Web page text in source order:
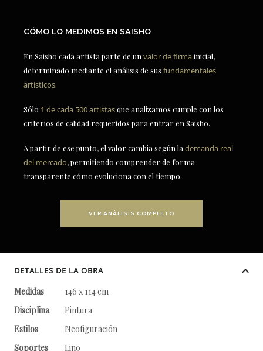
CÓMO LO MEDIMOS EN SAISHO
En Saisho cada artista parte de un valor de firmainicial,
determinado mediante el análisis de sus fundamentales
artísticos.
Sólo 1 de cada 500 artistasque analizamos cumple con los
criterios de calidad requeridos para entrar en Saisho.
A partir de ese punto, el valor cambia según la demanda real
del mercado, permitiendo comprender de forma
transparente cómo evoluciona con el tiempo.
VER ANÁLISIS COMPLETO
DETALLES DE LA OBRA
Medidas
146 x 114 cm
Disciplina
Pintura
Estilos
Neofiguración
Soportes
Lino